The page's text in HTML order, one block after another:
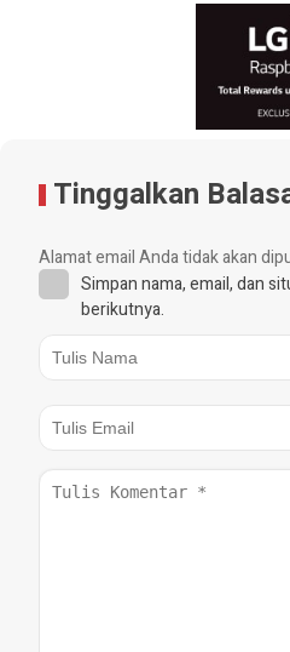
Tinggalkan
Alamat email Anda tidak akan
Simpan nama, email, dan
berikutnya.